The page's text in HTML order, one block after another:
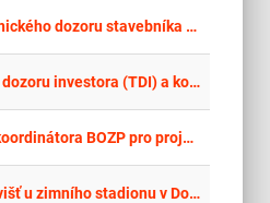
Zajištění výkonu technického dozoru stavebníka při realizaci stavby „Revitalizace sportovního areálu ve Vítějevsi – sportovní plochy, přístavba zázemí, inženýrské sítě a areálové úpravy
Zajištění technického dozoru investora (TDI) a koordinátora bezpečnosti práce (BOZP) u stavby „Demolice objektu bývalé restaurace Střelnice
Výkon činnosti TDI a koordinátora BOZP pro projekt: „Energetická opatření v objektu ZŠ a MŠ Libá
TDS Dostavba sportovišť u zimního stadionu v Domažlicích - Dětské hřiště